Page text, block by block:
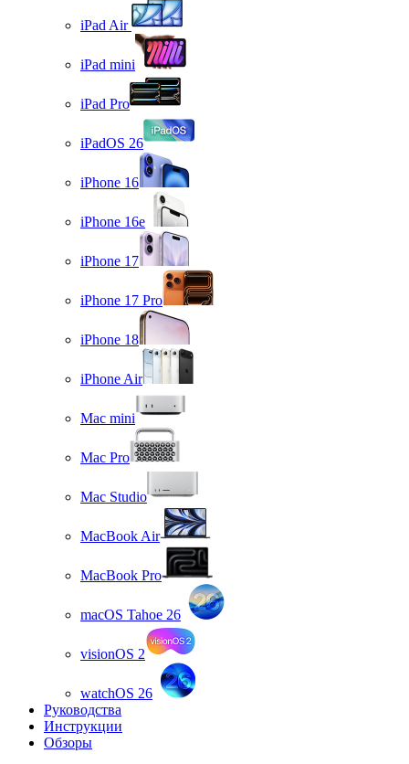
iPad Air
iPad mini
iPad Pro
iPadOS 26
iPhone 16
iPhone 16e
iPhone 17
iPhone 17 Pro
iPhone 18
iPhone Air
Mac mini
Mac Pro
Mac Studio
MacBook Air
MacBook Pro
macOS Tahoe 26
visionOS 2
watchOS 26
Руководства
Инструкции
Обзоры